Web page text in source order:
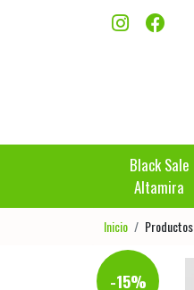
Black Sale
Altamira
Inicio Productos
-15%